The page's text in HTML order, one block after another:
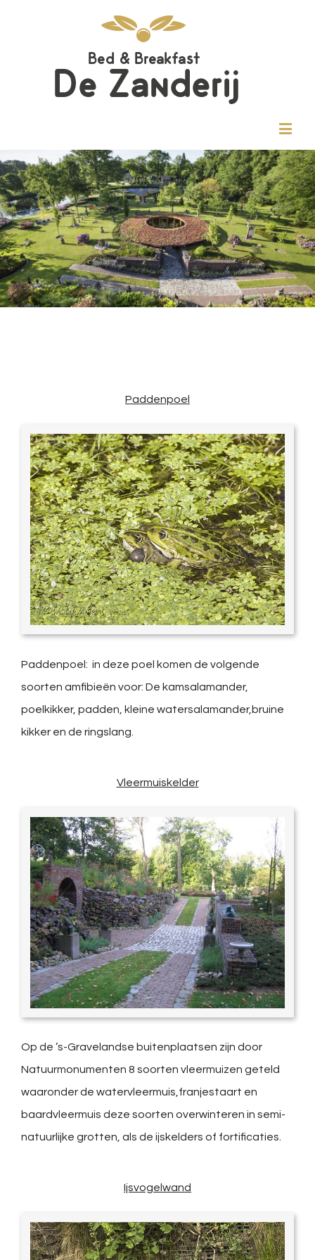
Paddenpoel
Paddenpoel: in deze poel komen de volgende
soorten amfibieën voor: De kamsalamander,
poelkikker, padden, kleine watersalamander,bruine
kikker en de ringslang.
Vleermuiskelder
Op de ’s-Gravelandse buitenplaatsen zijn door
Natuurmonumenten 8 soorten vleermuizen geteld
waaronder de watervleermuis,franjestaart en
baardvleermuis deze soorten overwinteren in semi-
natuurlijke grotten, als de ijskelders of fortificaties.
Ijsvogelwand